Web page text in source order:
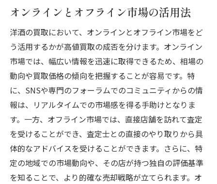
オンラインとオフライン市場の活用法
洋酒の買取において、オンラインとオフライン市場をど
う活用するかが高値買取の成否を分けます。オンライン
市場では、幅広い情報を迅速に取得できるため、相場の
動向や買取価格の傾向を把握することが容易です。特
に、SNSや専門のフォーラムでのコミュニティからの情
報は、リアルタイムでの市場感を得る手助けとなりま
す。一方、オフライン市場では、直接店舗を訪れて査定
を受けることができ、査定士との直接のやり取りから具
体的なアドバイスを受けることができます。さらに、特
定の地域での市場動向や、その店が持つ独自の評価基準
を知ることで、より的確な売却戦略が立てられます。オ